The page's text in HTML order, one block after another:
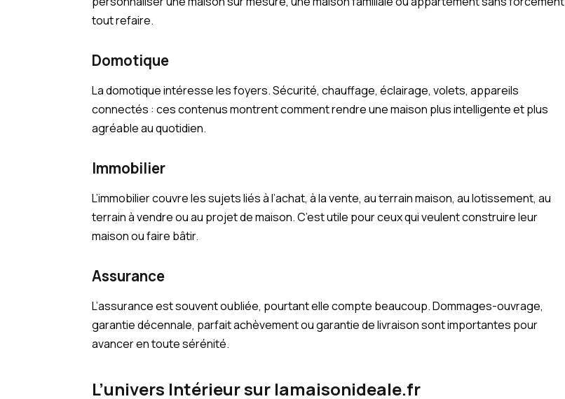
tout refaire.
Domotique
La domotique intéresse les foyers. Sécurité, chauffage, éclairage, volets, appareils
connectés : ces contenus montrent comment rendre une maison plus intelligente et plus
agréable au quotidien.
Immobilier
L’immobilier couvre les sujets liés à l’achat, à la vente, au terrain maison, au lotissement, au
terrain à vendre ou au projet de maison. C’est utile pour ceux qui veulent construire leur
maison ou faire bâtir.
Assurance
L’assurance est souvent oubliée, pourtant elle compte beaucoup. Dommages-ouvrage,
garantie décennale, parfait achèvement ou garantie de livraison sont importantes pour
avancer en toute sérénité.
L’univers Intérieur sur lamaisonideale.fr